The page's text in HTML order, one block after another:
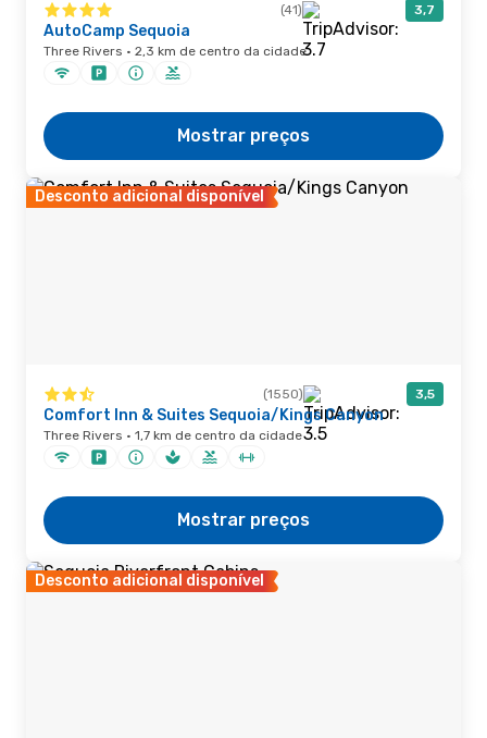
(41) 3,7
AutoCamp Sequoia
Three Rivers · 2,3 km de centro da cidade
Mostrar preços
Desconto adicional disponível
(1550) 3,5
Comfort Inn & Suites Sequoia/Kings Canyon
Three Rivers · 1,7 km de centro da cidade
Mostrar preços
Desconto adicional disponível